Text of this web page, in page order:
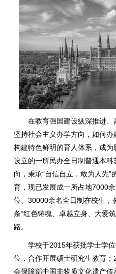
在教育强国建设纵深推进
坚持社会主义办学方向，如何
构建特色鲜明的育人体系，成
设立的一所民办全日制普通本
向，秉承“自信自立，敢为人先
育，现已发展成一所占地7000
位、30000余名全日制在校生，
条“红色铸魂、卓越立身、大爱
路。
学校于2015年获批学士学
位，合作开展硕士研究生教育
会保障部中国非物质文化遗产